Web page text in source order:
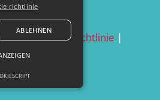
|cookie richtlinie |
richtlinie
ABLEHNEN